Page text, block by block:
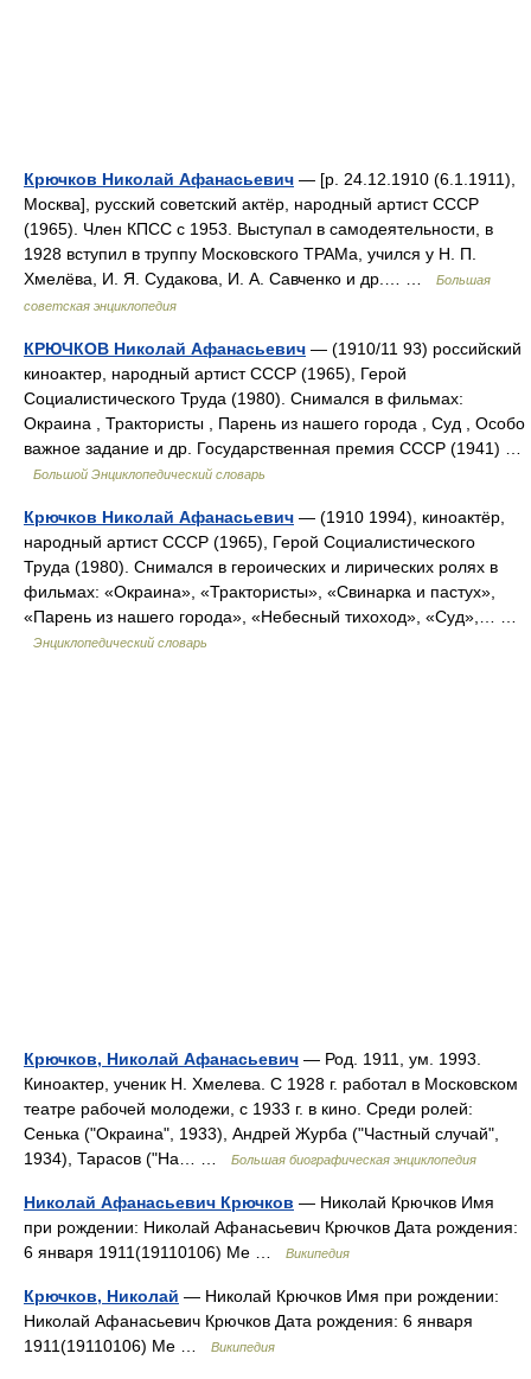
Крючков Николай Афанасьевич — [р. 24.12.1910 (6.1.1911),
Москва], русский советский актёр, народный артист СССР
(1965). Член КПСС с 1953. Выступал в самодеятельности, в
1928 вступил в труппу Московского ТРАМа, учился у Н. П.
Хмелёва, И. Я. Судакова, И. А. Савченко и др.… …
Большая
советская энциклопедия
КРЮЧКОВ Николай Афанасьевич — (1910/11 93) российский
киноактер, народный артист СССР (1965), Герой
Социалистического Труда (1980). Снимался в фильмах:
Окраина , Трактористы , Парень из нашего города , Суд , Особо
важное задание и др. Государственная премия СССР (1941) …
Большой Энциклопедический словарь
Крючков Николай Афанасьевич — (1910 1994), киноактёр,
народный артист СССР (1965), Герой Социалистического
Труда (1980). Снимался в героических и лирических ролях в
фильмах: «Окраина», «Трактористы», «Свинарка и пастух»,
«Парень из нашего города», «Небесный тихоход», «Суд»,… …
Энциклопедический словарь
Крючков, Николай Афанасьевич — Род. 1911, ум. 1993.
Киноактер, ученик Н. Хмелева. С 1928 г. работал в Московском
театре рабочей молодежи, с 1933 г. в кино. Среди ролей:
Сенька ("Окраина", 1933), Андрей Журба ("Частный случай",
1934), Тарасов ("На… …
Большая биографическая энциклопедия
Николай Афанасьевич Крючков — Николай Крючков Имя
при рождении: Николай Афанасьевич Крючков Дата рождения:
6 января 1911(19110106) Ме …
Википедия
Крючков, Николай — Николай Крючков Имя при рождении:
Николай Афанасьевич Крючков Дата рождения: 6 января
1911(19110106) Ме …
Википедия